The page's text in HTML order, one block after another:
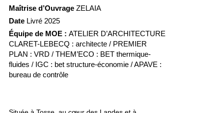
Maîtrise d’Ouvrage ZELAIA
Date Livré 2025
Équipe de MOE : ATELIER D’ARCHITECTURE
CLARET-LEBECQ : architecte / PREMIER
PLAN : VRD / THEM’ECO : BET thermique-
fluides / IGC : bet structure-économie / APAVE :
bureau de contrôle